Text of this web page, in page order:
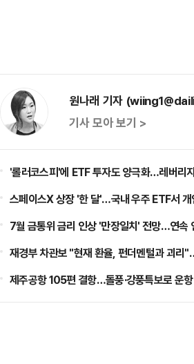
원나래 기자
기사 모아 보기 >
'롤러코스피'에 ETF 투자도 양극화…레버리
스페이스X 상장 '한 달'…국내 우주 ETF서
7월 금통위 금리 인상 '만장일치' 전망…연속
재경부 차관보 "현재 환율, 펀더멘털과 괴리
제주공항 105편 결항…돌풍·강풍특보로 운